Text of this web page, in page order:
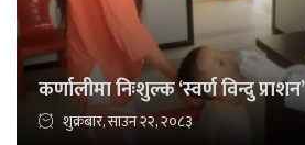
कर्णालीमा निःशुल्क ‘स्वर्ण विन्दु
शुक्रबार, साउन २२, २०८३